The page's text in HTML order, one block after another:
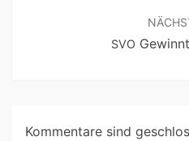
SVO
Kommentare sind